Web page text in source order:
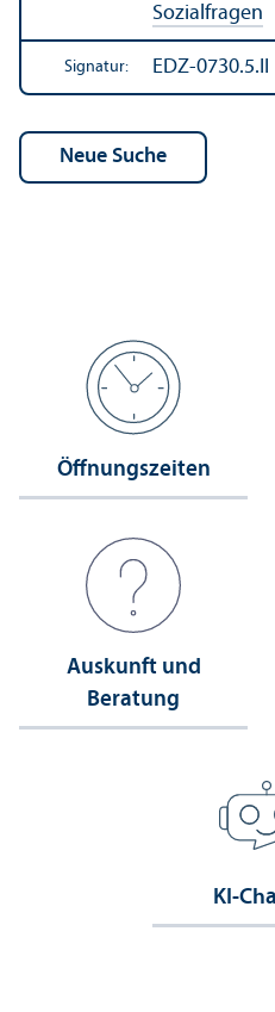
Sozialfragen
Signatur: EDZ-0730.5.II
Öffnungs­zeiten
Auskunft und
Beratung
KI-